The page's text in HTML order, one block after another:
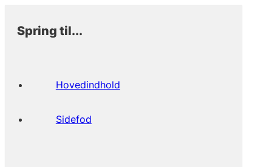
Spring til...
Hovedindhold
Sidefod